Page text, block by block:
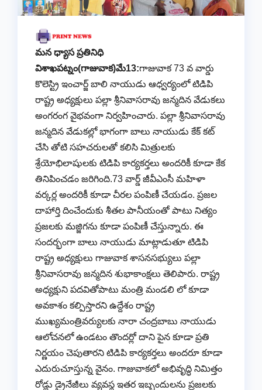
మన ధ్యాస ప్రతినిధి
విశాఖపట్నం(గాజువాక)మే13:గాజువాక 73 వ వార్డు
కొలెస్ట్రి ఇంచార్జ్ బాలి నాయుడు ఆధ్వర్యంలో టిడిపి
రాష్ట్ర అధ్యక్షులు పల్లా శ్రీనివాసరావు జన్మదిన వేడుకలు
అంగరంగ వైభవంగా నిర్వహించారు. పల్లా శ్రీనివాసరావు
జన్మదిన వేడుకల్లో భాగంగా బాలు నాయుడు కేక్ కట్
చేసి తోటి సహచరులతో కలిసి మిత్రులకు
శ్రేయోభిలాషులకు టిడిపి కార్యకర్తలు అందరికీ కూడా కేక
తినిపించడం జరిగింది.73 వార్డ్ జీవీఎంసీ మహిళా
వర్కర్ల అందరికీ కూడా చీరల పంపిణీ చేయడం. ప్రజల
దాహార్తి దించేందుకు శీతల పానీయంతో పాటు నిత్యం
ప్రజలకు మజ్జిగను కూడా పంపిణీ చేస్తున్నారు. ఈ
సందర్భంగా బాలు నాయుడు మాట్లాడుతూ టిడిపి
రాష్ట్ర అధ్యక్షులు గాజువాక శాసనసభ్యులు పల్లా
శ్రీనివాసరావు జన్మదిన శుభాకాంక్షలు తెలిపారు. రాష్ట్ర
అధ్యక్షుని పదవితోపాటు మంత్రి మండలి లో కూడా
అవకాశం కల్పిస్తారని ఉద్దేశం రాష్ట్ర
ముఖ్యమంత్రివర్యులకు నారా చంద్రబాబు నాయుడు
ఆలోచనలో ఉండటం తొందర్లో దాని పైన కూడా ప్రతి
నిర్ణయం చెపుతారని టిడిపి కార్యకర్తలు అందరూ కూడా
ఎదురుచూస్తున్న వైనం. గాజువాకలో అభివృద్ధి నిమిత్తం
రోడ్లు డ్రైనేజీలు వ్యవస్థ ఇతర ఇబ్బందులను ప్రజలకు